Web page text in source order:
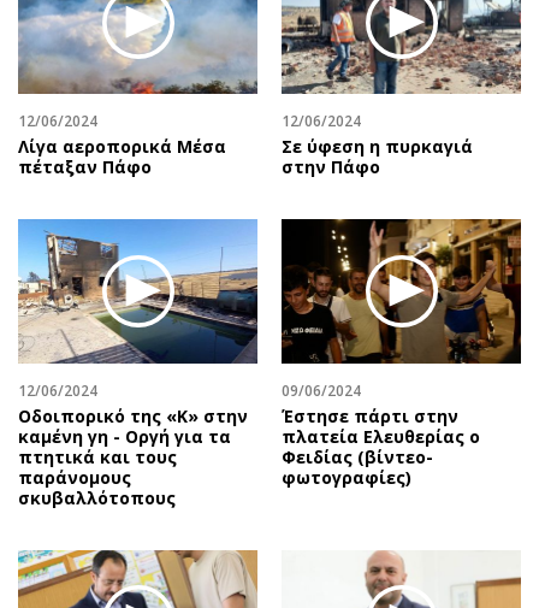
12/06/2024
Λίγα αεροπορικά Μέσα
πέταξαν Πάφο
12/06/2024
Σε ύφεση η πυρκαγιά
στην Πάφο
12/06/2024
Οδοιπορικό της «Κ» στην
καμένη γη - Οργή για τα
πτητικά και τους
παράνομους
σκυβαλλότοπους
09/06/2024
Έστησε πάρτι στην
πλατεία Ελευθερίας ο
Φειδίας (βίντεο-
φωτογραφίες)